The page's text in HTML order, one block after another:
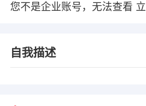
您不是企业账号，无法查看
自我描述